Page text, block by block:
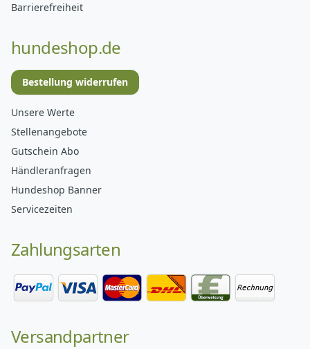
Barrierefreiheit
hundeshop.de
Bestellung widerrufen
Unsere Werte
Stellenangebote
Gutschein Abo
Händleranfragen
Hundeshop Banner
Servicezeiten
Zahlungsarten
Versandpartner